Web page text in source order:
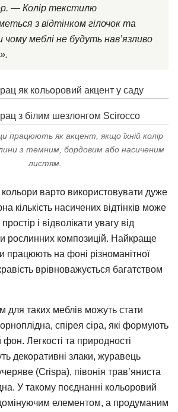
— Колір текстилю
з відтінком гілочок та
чому меблі не будуть нав’язливо
працюють як акцент, якщо їхній колір
з темним, бордовим або насиченим
листям.
кольори варто використовувати дуже
кількість насичених відтінків може
і відволікати увагу від
рослинних композицій. Найкраще
працюють на фоні різноманітної
врівноважується багатством
для таких меблів можуть стати
спірея сіра, які формують
Легкості та природності
декоративні злаки, журавець
(Crispa), півонія трав’яниста
У такому поєднанні кольоровий
елементом, а продуманим